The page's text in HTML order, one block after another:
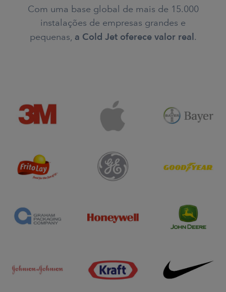
dependem dele.
O gelo seco é
essencial para
a cadeia de frio
Com uma base global de mais de 15.000
instalações de empresas grandes e
pequenas, a Cold Jet oferece valor real .